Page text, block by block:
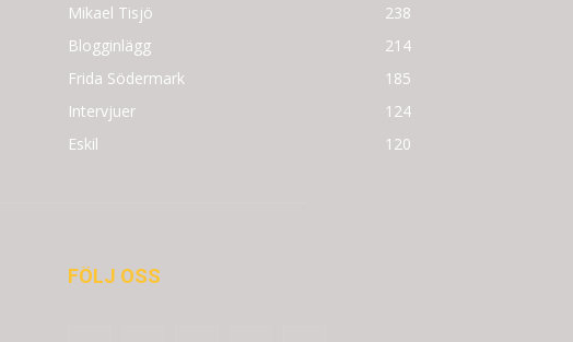
Mikael Tisjö
238
Blogginlägg
214
Frida Södermark
185
Intervjuer
124
Eskil
120
FÖLJ OSS